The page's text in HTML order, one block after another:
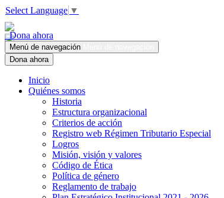
Select Language ▼
Dona ahora
Menú de navegación
Dona ahora
Inicio
Quiénes somos
Historia
Estructura organizacional
Criterios de acción
Registro web Régimen Tributario Especial
Logros
Misión, visión y valores
Código de Ética
Política de género
Reglamento de trabajo